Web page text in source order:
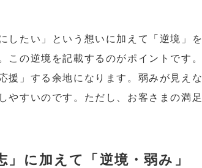
したい」という想いに加えて「逆境」を
の逆境を記載するのがポイントです。
援」する余地になります。弱みが見えな
やすいのです。ただし、お客さまの満足
に加えて「逆境・弱み」